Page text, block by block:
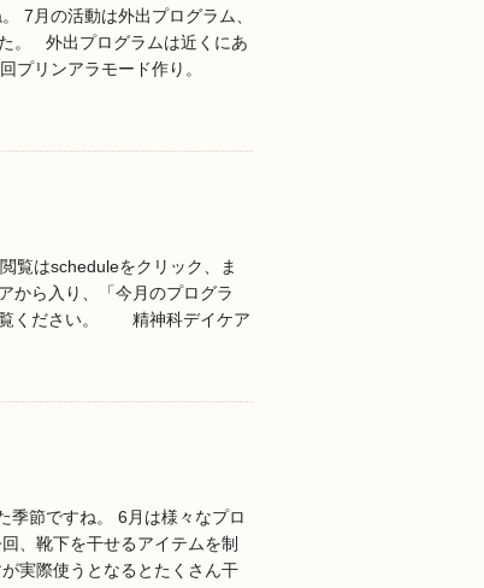
7月の活動は外出プログラム、
。 外出プログラムは近くにあ
プリンアラモード作り。
覧はscheduleをクリック、ま
から入り、「今月のプログラ
覧ください。 精神科デイケア
季節ですね。 6月は様々なプロ
、靴下を干せるアイテムを制
実際使うとなるとたくさん干